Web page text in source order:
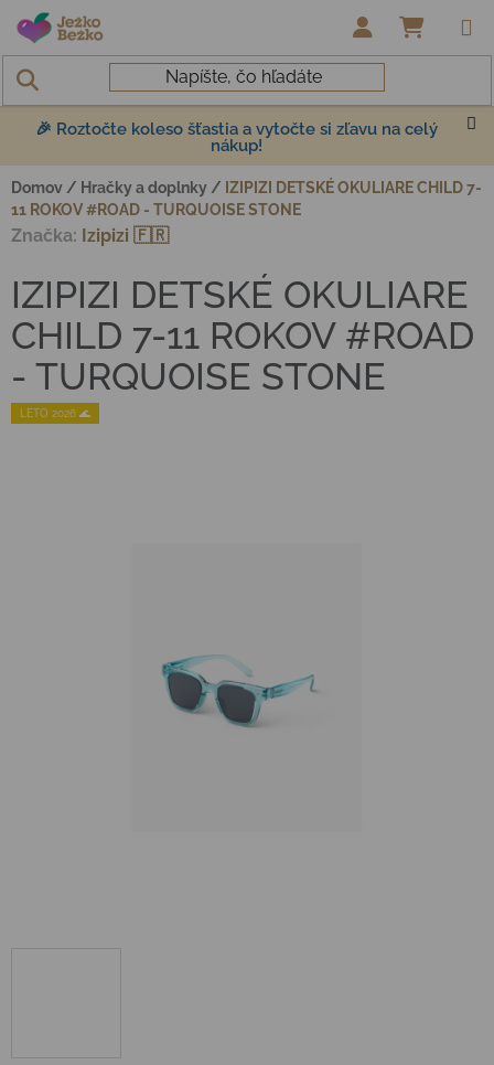
Prejsť na obsah
🎉 Roztočte koleso šťastia a vytočte si zľavu na celý
nákup!
Domov / Hračky a doplnky / IZIPIZI DETSKÉ OKULIARE CHILD 7-
11 ROKOV #ROAD - TURQUOISE STONE
LETO 2026 🌊
IZIPIZI DETSKÉ OKULIARE
CHILD 7-11 ROKOV #ROAD
- TURQUOISE STONE
Značka: Izipizi 🇫🇷